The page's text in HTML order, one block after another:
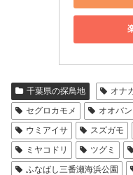
千葉県の探鳥地 オナ
セグロカモメ
オオバン
ウミアイサ
スズガモ
ミヤコドリ
ツグミ
ふなばし三番瀬海浜公園